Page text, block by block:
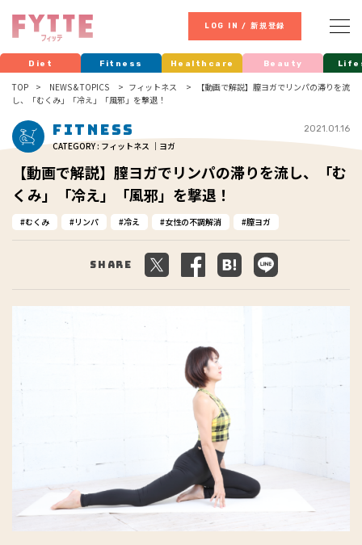
LOG IN / 新規登録
Diet Fitness Healthcare Beauty
TOP NEWS & TOPICS フィットネス
【動画で解説】膣ヨガでリンパの滞りを流
し、「むくみ」「冷え」「風邪」を撃退！
Fitness
CATEGORY : フィットネス ｜ヨガ
2021.01.16
【動画で解説】膣ヨガでリンパの滞りを流し、「む
くみ」「冷え」「風邪」を撃退！
むくみ リンパ 冷え 女性の不調解消 膣ヨガ
Share